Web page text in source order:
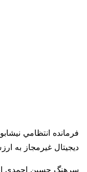
ديجيتال غيرمجاز به ارزش تقريبي ۵
سرهنگ حسين احمدي